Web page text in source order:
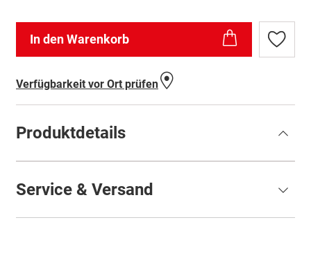
In den Warenkorb
Zur
Verfügbarkeit vor Ort prüfen
Produktdetails
Service & Versand